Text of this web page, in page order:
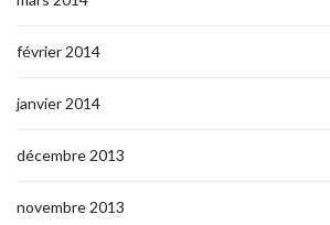
février 2014
janvier 2014
décembre 2013
novembre 2013